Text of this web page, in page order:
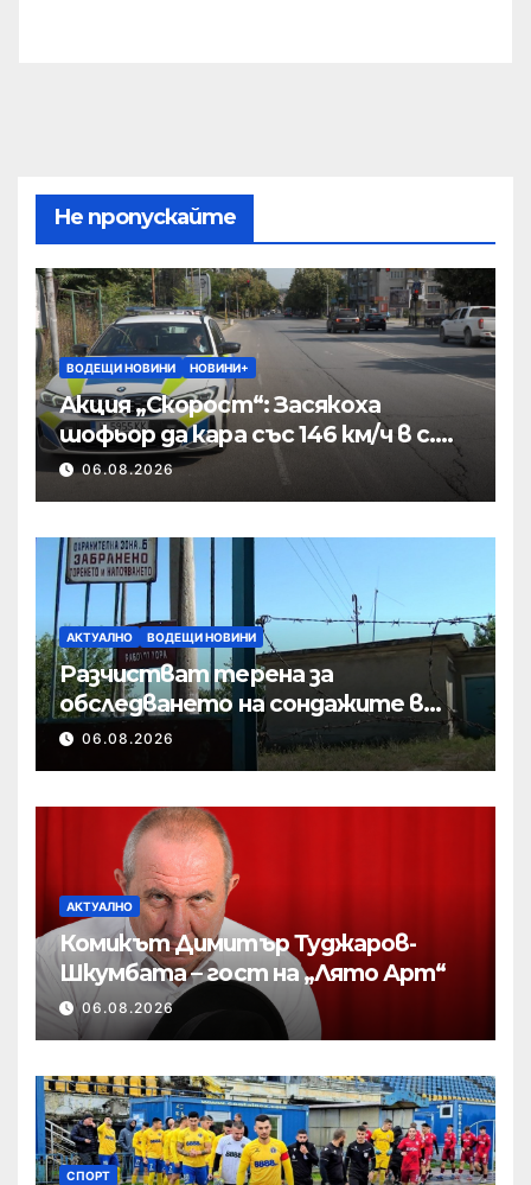
Не пропускайте
ВОДЕЩИ НОВИНИ НОВИНИ+
Акция „Скорост“: Засякоха
шофьор да кара със 146 км/ч в с.
Пристое
06.08.2026
АКТУАЛНО ВОДЕЩИ НОВИНИ
Разчистват терена за
обследването на сондажите в
„Мътница“
06.08.2026
АКТУАЛНО
Комикът Димитър Туджаров-
Шкумбата – гост на „Лято Арт“
06.08.2026
СПОРТ